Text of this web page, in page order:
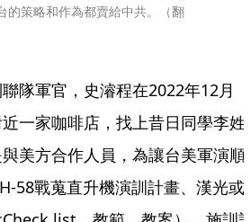
的策略和作為都賣給中共。（翻
隊軍官，史濬程在2022年12月
一家咖啡店，找上昔日同學李姓
美方合作人員，為讓台美軍演順
58戰蒐直升機演訓計畫、漢光或